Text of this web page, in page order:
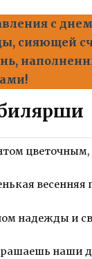
с днем
сияющей
цветочным,
весенняя
надежды и
наши